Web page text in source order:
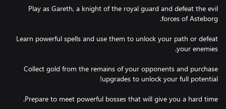
Play as Gareth, a knight of the royal guard and defeat the evil
Learn powerful spells and use them to unlock your path or defeat
Collect gold from the remains of your opponents and purchase